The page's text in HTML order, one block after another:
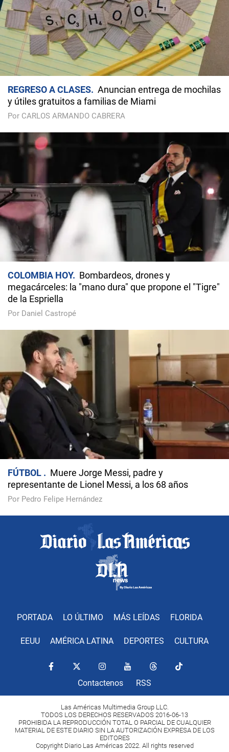
REGRESO A CLASES
Anuncian entrega de mochilas
y útiles gratuitos a familias de Miami
Por CARLOS ARMANDO CABRERA
COLOMBIA HOY
Bombardeos, drones y
megacárceles: la "mano dura" que propone el "Tigre"
de la Espriella
Por Daniel Castropé
FÚTBOL
Muere Jorge Messi, padre y
representante de Lionel Messi, a los 68 años
Por Pedro Felipe Hernández
PORTADA LO ÚLTIMO MÁS LEÍDAS FLORIDA
EEUU AMÉRICA LATINA DEPORTES CULTURA
Contactenos RSS
Las Américas Multimedia Group LLC.
TODOS LOS DERECHOS RESERVADOS 2016-06-13
PROHIBIDA LA REPRODUCCIÓN TOTAL O PARCIAL DE CUALQUIER
MATERIAL DE ESTE DIARIO SIN LA AUTORIZACIÓN EXPRESA DE LOS
EDITORES
Copyright Diario Las Américas 2022. All rights reserved